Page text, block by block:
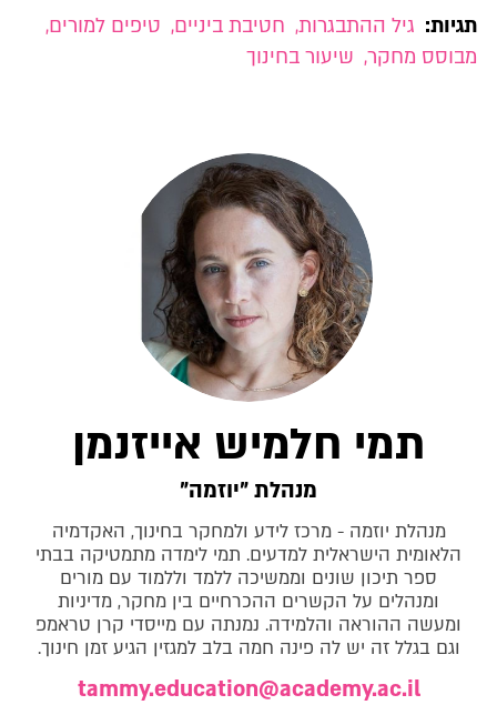
תגיות: גיל ההתבגרות, חטיבת ביניים, טיפים למורים,
מבוסס מחקר, שיעור בחינוך
תמי חלמיש אייזנמן
מנהלת "יוזמה"
מנהלת יוזמה - מרכז לידע ולמחקר בחינוך, האקדמיה
הלאומית הישראלית למדעים. תמי לימדה מתמטיקה בבתי
ספר תיכון שונים וממשיכה ללמד וללמוד עם מורים
ומנהלים על הקשרים ההכרחיים בין מחקר, מדיניות
ומעשה ההוראה והלמידה. נמנתה עם מייסדי קרן טראמפ
וגם בגלל זה יש לה פינה חמה בלב למגזין הגיע זמן חינוך.
tammy.education@academy.ac.il